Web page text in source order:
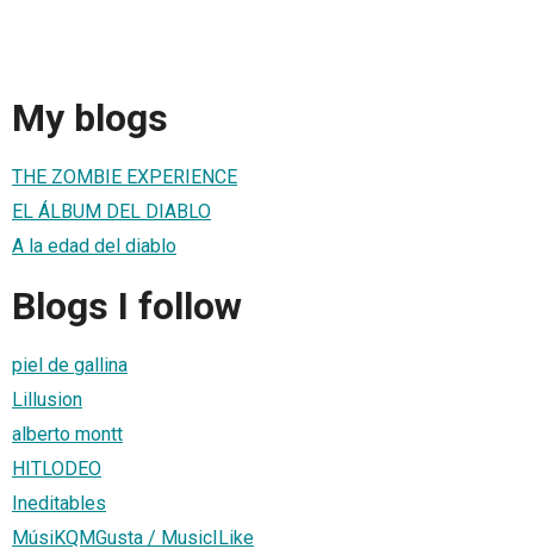
My blogs
THE ZOMBIE EXPERIENCE
EL ÁLBUM DEL DIABLO
A la edad del diablo
Blogs I follow
piel de gallina
Lillusion
alberto montt
HITLODEO
Ineditables
MúsiKQMGusta / MusicILike